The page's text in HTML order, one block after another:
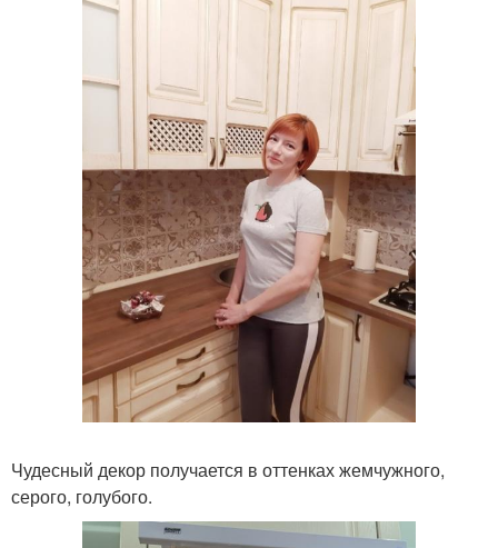
Чудесный декор получается в оттенках жемчужного,
серого, голубого.